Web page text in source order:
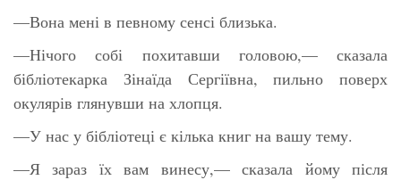
—Вона мені в певному сенсі близька.
—Нічого собі похитавши головою,— сказала
бібліотекарка Зінаїда Сергіївна, пильно поверх
окулярів глянувши на хлопця.
—У нас у бібліотеці є кілька книг на вашу тему.
—Я зараз їх вам винесу,— сказала йому після